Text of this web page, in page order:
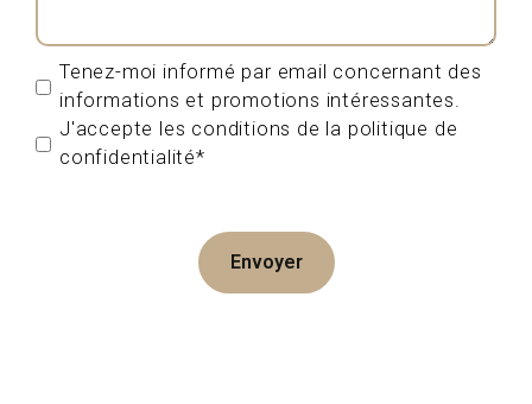
Tenez-moi informé par email concernant des
informations et promotions intéressantes.
J'accepte les conditions de la politique de
confidentialité*
Envoyer